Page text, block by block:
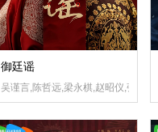
御廷谣
吴谨言,陈哲远,梁永棋,赵昭仪,张南